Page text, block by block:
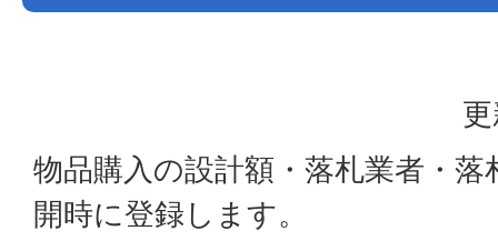
物品購入の設計額・落札業者・
開時に登録します。